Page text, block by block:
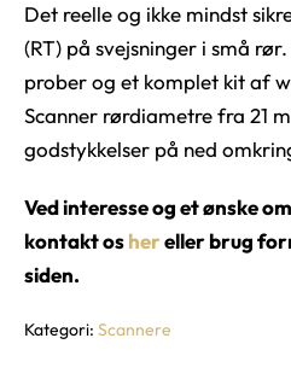
Det reelle og ikke mindst
(RT) på svejsninger i små
prober og et komplet kit af
Scanner rørdiametre fra 21
godstykkelser på ned
Ved interesse og et ønske
kontakt oshereller brug
siden.
Kategori: Scannere